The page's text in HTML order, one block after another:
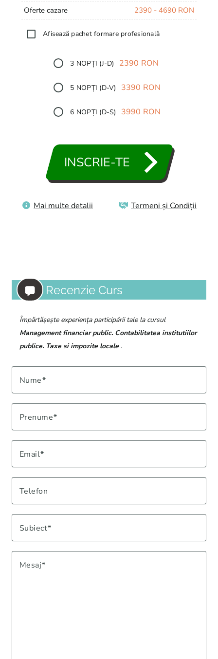
Oferte cazare 2390 - 4690 RON
Afisează pachet formare profesională
3 NOPȚI (J-D) 2390 RON
5 NOPȚI (D-V) 3390 RON
6 NOPȚI (D-S) 3990 RON
Aleg oferta de cazare mai tarziu
INSCRIE-TE
Mai multe detalii Termeni și Condiții
Recenzie Curs
Împărtășește experiența participării tale la cursul
Management financiar public. Contabilitatea institutiilor
publice. Taxe si impozite locale.
Nume
Prenume
Email
Telefon
Subiect
Mesaj